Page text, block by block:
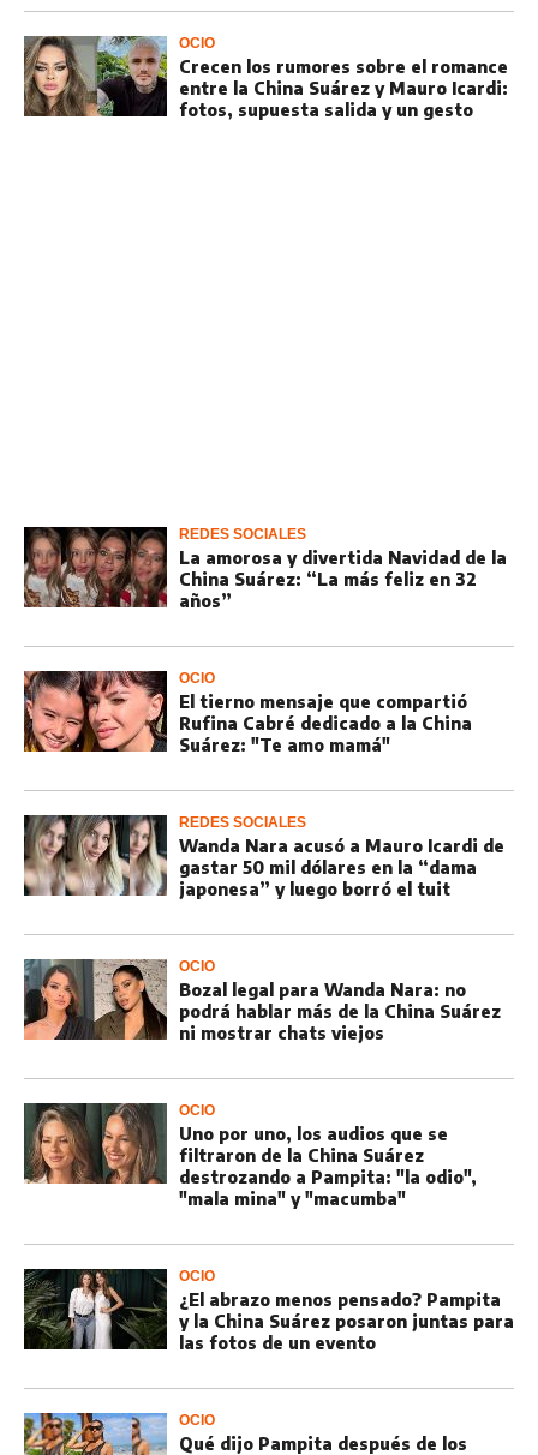
OCIO
Crecen los rumores sobre el romance
entre la China Suárez y Mauro Icardi:
fotos, supuesta salida y un gesto
REDES SOCIALES
La amorosa y divertida Navidad de la
China Suárez: “La más feliz en 32
años”
OCIO
El tierno mensaje que compartió
Rufina Cabré dedicado a la China
Suárez: "Te amo mamá"
REDES SOCIALES
Wanda Nara acusó a Mauro Icardi de
gastar 50 mil dólares en la “dama
japonesa” y luego borró el tuit
OCIO
Bozal legal para Wanda Nara: no
podrá hablar más de la China Suárez
ni mostrar chats viejos
OCIO
Uno por uno, los audios que se
filtraron de la China Suárez
destrozando a Pampita: "la odio",
"mala mina" y "macumba"
OCIO
¿El abrazo menos pensado? Pampita
y la China Suárez posaron juntas para
las fotos de un evento
OCIO
Qué dijo Pampita después de los